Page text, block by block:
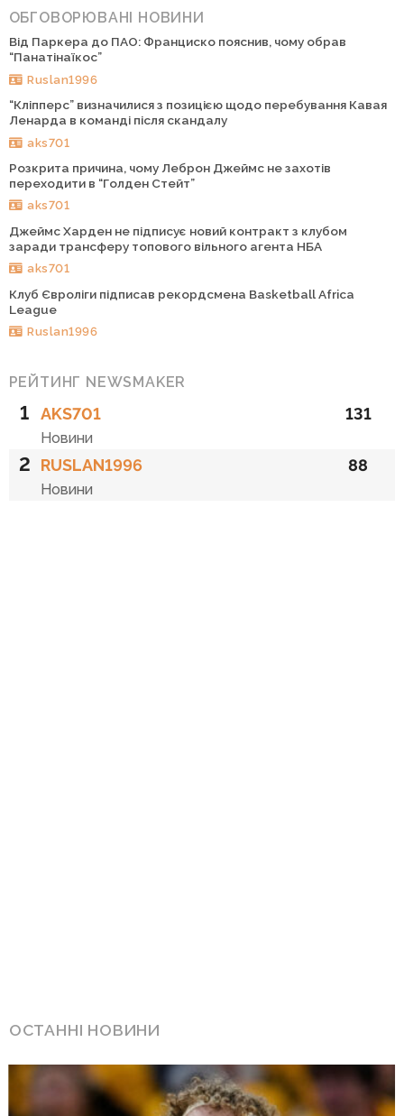
ОБГОВОРЮВАНІ НОВИНИ
Від Паркера до ПАО: Франциско пояснив, чому обрав
“Панатінаїкос”
Ruslan1996
“Кліпперс” визначилися з позицією щодо перебування Кавая
Ленарда в команді після скандалу
aks701
Розкрита причина, чому Леброн Джеймс не захотів
переходити в “Голден Стейт”
aks701
Джеймс Харден не підписує новий контракт з клубом
заради трансферу топового вільного агента НБА
aks701
Клуб Євроліги підписав рекордсмена Basketball Africa
League
Ruslan1996
РЕЙТИНГ NEWSMAKER
1 AKS701
Новини
131
2 RUSLAN1996
Новини
88
ОСТАННІ НОВИНИ